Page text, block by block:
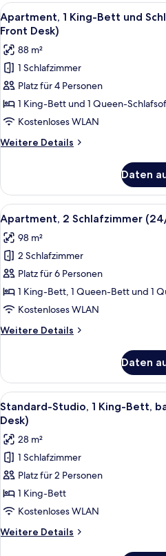
Alle
Fotos
für
Apartment,
1 King-
Bett
und
Schlafsofa
(Accessible
-
Front
Desk)
anzeigen
9
Apartment, 1 King-Bett und
Front Desk)
88 m²
1 Schlafzimmer
Platz für 4 Personen
1 King-Bett und 1 Queen-
Kostenloses WLAN
Weitere Details
Weitere
1 King-
Bett
und
Schlafsofa
(Accessible
Front
Desk)
Daten
Alle
Fotos
für
Apartment,
2 Schlafzimmer
(24/7
Front
anzeigen
7
Apartment, 2 Schlafzimmer
98 m²
2 Schlafzimmer
Platz für 6 Personen
1 King-Bett, 1 Queen-Bett und 1
Kostenloses WLAN
Weitere Details
Weitere
2 Schlafzimmer
(24/7
Front
Desk)
Daten
Alle
Fotos
für
Standard-
Studio,
1 King-
Bett,
barrierearm
(24/7
Front
6
Standard-Studio, 1 King-Bett,
Desk)
28 m²
1 Schlafzimmer
Platz für 2 Personen
1 King-Bett
Kostenloses WLAN
Weitere Details
Weitere